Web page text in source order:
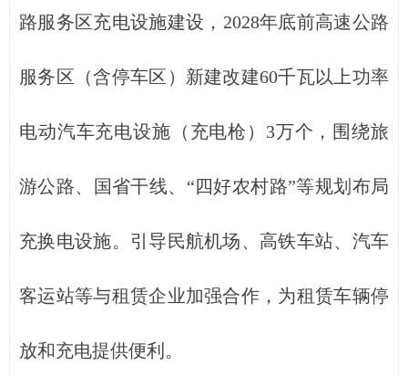
路服务区充电设施建设，2028年底前高速公路
服务区（含停车区）新建改建60千瓦以上功率
电动汽车充电设施（充电枪）3万个，围绕旅
游公路、国省干线、“四好农村路”等规划布局
充换电设施。引导民航机场、高铁车站、汽车
客运站等与租赁企业加强合作，为租赁车辆停
放和充电提供便利。